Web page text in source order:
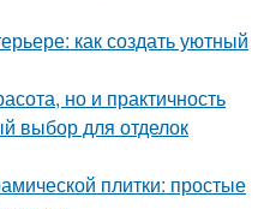
как создать уютный
но и практичность
выбор для отделок
плитки: простые